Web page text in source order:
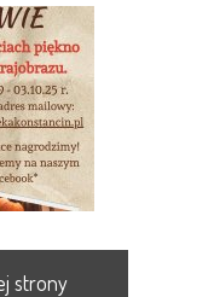
strony